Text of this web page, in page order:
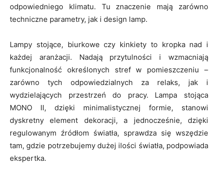
odpowiedniego klimatu. Tu znaczenie mają zarówno
techniczne parametry, jak i design lamp.
Lampy stojące, biurkowe czy kinkiety to kropka nad i
każdej aranżacji. Nadają przytulności i wzmacniają
funkcjonalność określonych stref w pomieszczeniu –
zarówno tych odpowiedzialnych za relaks, jak i
wydzielających przestrzeń do pracy. Lampa stojąca
MONO II, dzięki minimalistycznej formie, stanowi
dyskretny element dekoracji, a jednocześnie, dzięki
regulowanym źródłom światła, sprawdza się wszędzie
tam, gdzie potrzebujemy dużej ilości światła, podpowiada
ekspertka.